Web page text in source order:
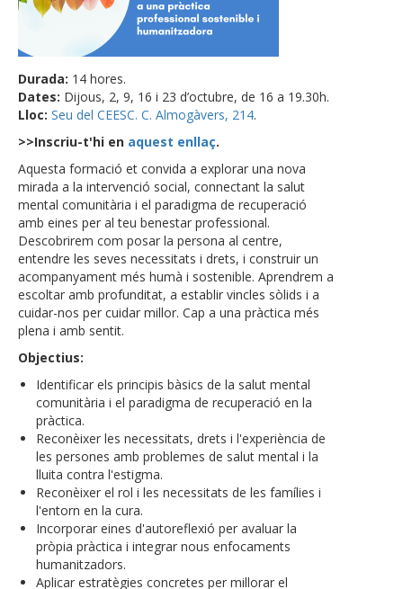
Durada: 14 hores.
Dates: Dijous, 2, 9, 16 i 23 d’octubre, de 16 a 19.30h.
Lloc: Seu del CEESC. C. Almogàvers, 214.
>>Inscriu-t'hi en aquest enllaç.
Aquesta formació et convida a explorar una nova
mirada a la intervenció social, connectant la salut
mental comunitària i el paradigma de recuperació
amb eines per al teu benestar professional.
Descobrirem com posar la persona al centre,
entendre les seves necessitats i drets, i construir un
acompanyament més humà i sostenible. Aprendrem a
escoltar amb profunditat, a establir vincles sòlids i a
cuidar-nos per cuidar millor. Cap a una pràctica més
plena i amb sentit.
Objectius:
Identificar els principis bàsics de la salut mental
comunitària i el paradigma de recuperació en la
pràctica.
Reconèixer les necessitats, drets i l'experiència de
les persones amb problemes de salut mental i la
lluita contra l'estigma.
Reconèixer el rol i les necessitats de les famílies i
l'entorn en la cura.
Incorporar eines d'autoreflexió per avaluar la
pròpia pràctica i integrar nous enfocaments
humanitzadors.
Aplicar estratègies concretes per millorar el